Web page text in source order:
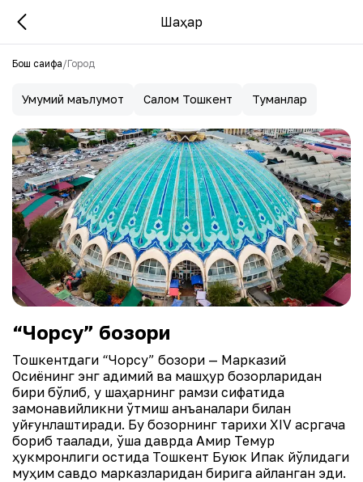
Шаҳар
Бош саҳифа/Город
Умумий маълумот Салом Тошкент Туманлар
“Чорсу” бозори
Тошкентдаги “Чорсу” бозори — Марказий
Осиёнинг энг қадимий ва машҳур бозорларидан
бири бўлиб, у шаҳарнинг рамзи сифатида
замонавийликни ўтмиш анъаналари билан
уйғунлаштиради. Бу бозорнинг тарихи XIV асргача
бориб тақалади, ўша даврда Амир Темур
ҳукмронлиги остида Тошкент Буюк Ипак йўлидаги
муҳим савдо марказларидан бирига айланган эди.